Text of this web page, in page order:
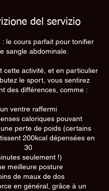
del servizio
: le cours parfait pour tonifier
sangle abdominale.
cette activité, et en particulier
le sport, vous sentirez
des différences, comme :
un ventre raffermi
caloriques pouvant
perte de poids (certains
200kcal dépensées en
30
seulement !)
meilleure posture
de maux de dos
en général, grâce à un